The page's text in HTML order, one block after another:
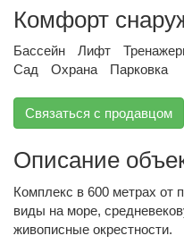
Комфорт
Бассейн Лифт
Сад
Охрана Парковка
Связаться с продавцом
Описание
Комплекс в 600 метрах от
виды на море,
живописные окрестности.